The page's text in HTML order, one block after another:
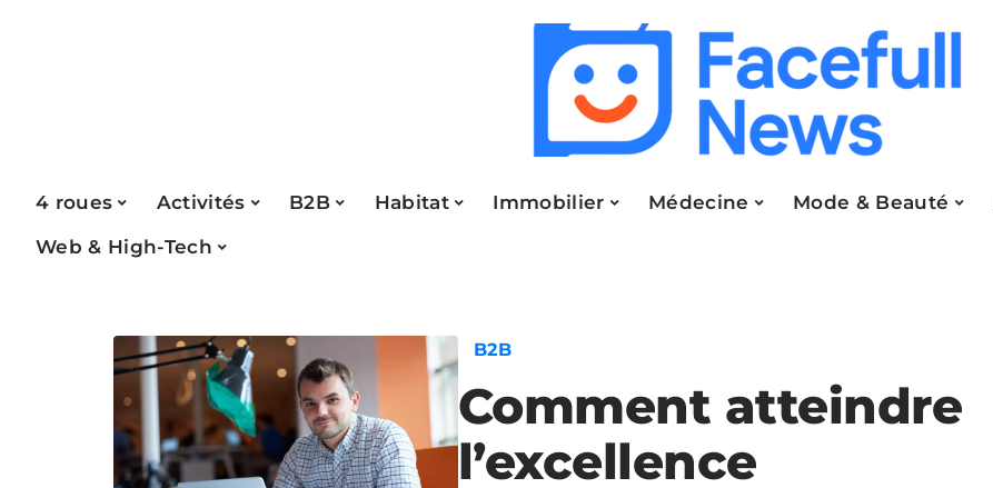
4 roues Activités B2B Habitat Immobilier Médecine Mode & Beauté
Web & High-Tech
B2B
Comment atteindre
l’excellence